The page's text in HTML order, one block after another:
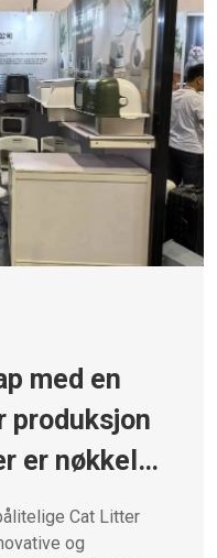
med en
produksjon
er nøkkelen
Cat Litter
og